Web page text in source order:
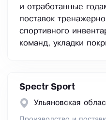
и отработанные
поставок
спортивного
команд, укладки
Spectr Sport
Ульяновская